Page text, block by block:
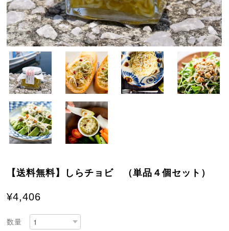
【送料無料】しらチョビ （単品４個セット）
¥4,406
数量